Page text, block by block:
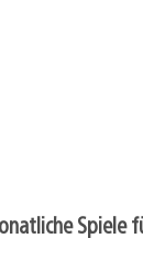
Spiele